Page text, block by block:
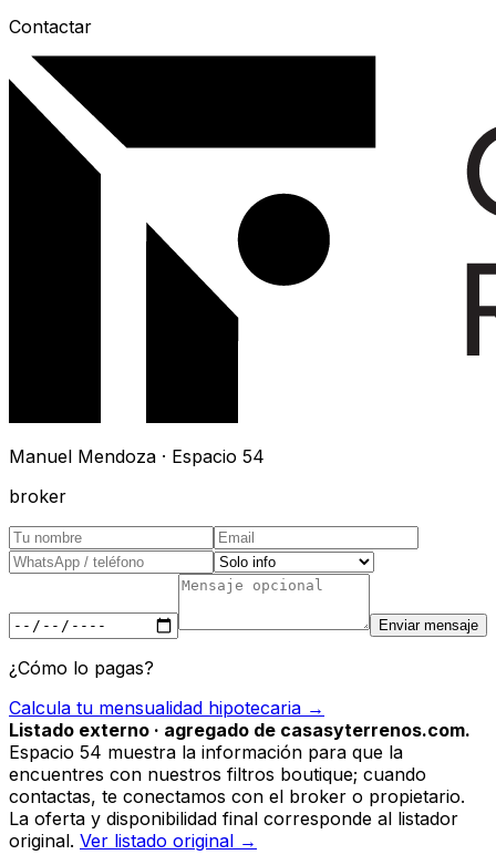
Contactar
Manuel Mendoza · Espacio 54
broker
Enviar mensaje
¿Cómo lo pagas?
Calcula tu mensualidad hipotecaria →
Listado externo · agregado de casasyterrenos.com.
Espacio 54 muestra la información para que la
encuentres con nuestros filtros boutique; cuando
contactas, te conectamos con el broker o propietario.
La oferta y disponibilidad final corresponde al listador
original. Ver listado original →